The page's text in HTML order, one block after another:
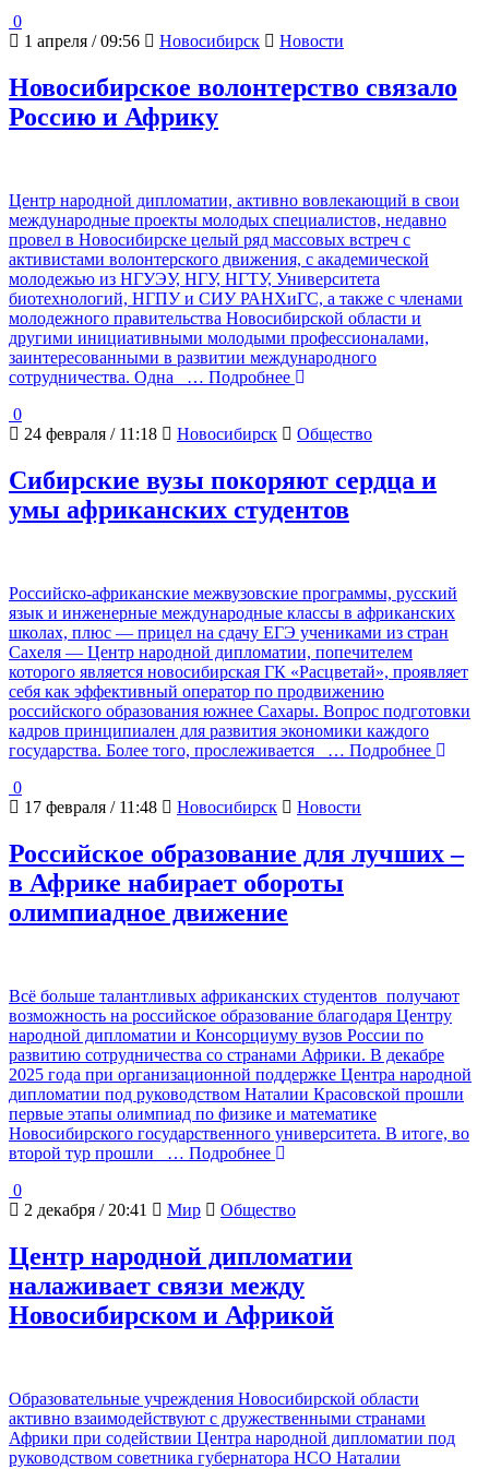
0
1 апреля / 09:56
Новосибирск Новости
Новосибирское волонтерство связало
Россию и Африку
Центр народной дипломатии, активно вовлекающий в свои
международные проекты молодых специалистов, недавно
провел в Новосибирске целый ряд массовых встреч с
активистами волонтерского движения, с академической
молодежью из НГУЭУ, НГУ, НГТУ, Университета
биотехнологий, НГПУ и СИУ РАНХиГС, а также с членами
молодежного правительства Новосибирской области и
другими инициативными молодыми профессионалами,
заинтересованными в развитии международного
сотрудничества. Одна
… Подробнее
0
24 февраля / 11:18
Новосибирск Общество
Сибирские вузы покоряют сердца и
умы африканских студентов
Российско-африканские межвузовские программы, русский
язык и инженерные международные классы в африканских
школах, плюс — прицел на сдачу ЕГЭ учениками из стран
Сахеля — Центр народной дипломатии, попечителем
которого является новосибирская ГК «Расцветай», проявляет
себя как эффективный оператор по продвижению
российского образования южнее Сахары. Вопрос подготовки
кадров принципиален для развития экономики каждого
государства. Более того, прослеживается
… Подробнее
0
17 февраля / 11:48
Новосибирск Новости
Российское образование для лучших –
в Африке набирает обороты
олимпиадное движение
Всё больше талантливых африканских студентов получают
возможность на российское образование благодаря Центру
народной дипломатии и Консорциуму вузов России по
развитию сотрудничества со странами Африки. В декабре
2025 года при организационной поддержке Центра народной
дипломатии под руководством Наталии Красовской прошли
первые этапы олимпиад по физике и математике
Новосибирского государственного университета. В итоге, во
второй тур прошли
… Подробнее
0
2 декабря / 20:41
Мир Общество
Центр народной дипломатии
налаживает связи между
Новосибирском и Африкой
Образовательные учреждения Новосибирской области
активно взаимодействуют с дружественными странами
Африки при содействии Центра народной дипломатии под
руководством советника губернатора НСО Наталии